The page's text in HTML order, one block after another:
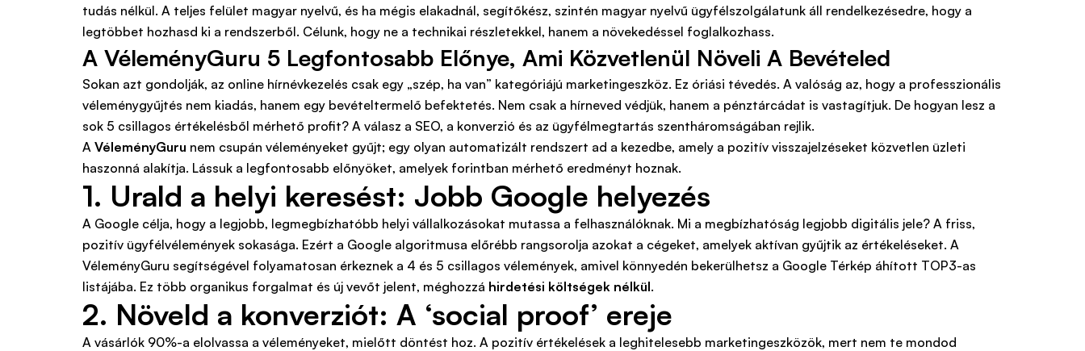
tudás nélkül. A teljes felület magyar nyelvű, és ha mégis elakadnál, segítőkész, szintén magyar nyelvű ügyfélszolgálatunk áll rendelkezésedre, hogy a
legtöbbet hozhasd ki a rendszerből. Célunk, hogy ne a technikai részletekkel, hanem a növekedéssel foglalkozhass.
A VéleményGuru 5 Legfontosabb Előnye, Ami Közvetlenül Növeli A Bevételed
Sokan azt gondolják, az online hírnévkezelés csak egy „szép, ha van” kategóriájú marketingeszköz. Ez óriási tévedés. A valóság az, hogy a professzionális
véleménygyűjtés nem kiadás, hanem egy bevételtermelő befektetés. Nem csak a hírneved védjük, hanem a pénztárcádat is vastagítjuk. De hogyan lesz a
sok 5 csillagos értékelésből mérhető profit? A válasz a SEO, a konverzió és az ügyfélmegtartás szentháromságában rejlik.
A VéleményGuru nem csupán véleményeket gyűjt; egy olyan automatizált rendszert ad a kezedbe, amely a pozitív visszajelzéseket közvetlen üzleti
haszonná alakítja. Lássuk a legfontosabb előnyöket, amelyek forintban mérhető eredményt hoznak.
1. Urald a helyi keresést: Jobb Google helyezés
A Google célja, hogy a legjobb, legmegbízhatóbb helyi vállalkozásokat mutassa a felhasználóknak. Mi a megbízhatóság legjobb digitális jele? A friss,
pozitív ügyfélvélemények sokasága. Ezért a Google algoritmusa előrébb rangsorolja azokat a cégeket, amelyek aktívan gyűjtik az értékeléseket. A
VéleményGuru segítségével folyamatosan érkeznek a 4 és 5 csillagos vélemények, amivel könnyedén bekerülhetsz a Google Térkép áhított TOP3-as
listájába. Ez több organikus forgalmat és új vevőt jelent, méghozzá hirdetési költségek nélkül.
2. Növeld a konverziót: A ‘social proof’ ereje
A vásárlók 90%-a elolvassa a véleményeket, mielőtt döntést hoz. A pozitív értékelések a leghitelesebb marketingeszközök, mert nem te mondod